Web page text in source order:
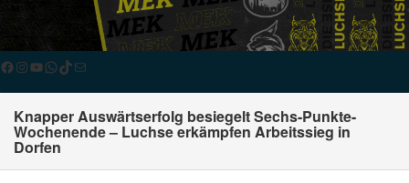
Facebook
Instagram
YouTube
WhatsApp
TikTok
E-Mail
Knapper Auswärtserfolg besiegelt Sechs-Punkte-
Wochenende – Luchse erkämpfen Arbeitssieg in
Dorfen